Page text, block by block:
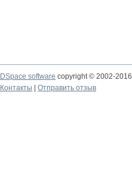
DSpace software copyright © 2002-2016
Контакты
Отправить отзыв